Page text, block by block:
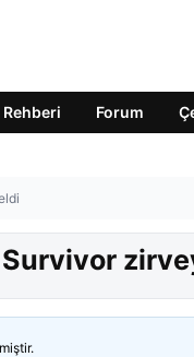
Rehberi Forum